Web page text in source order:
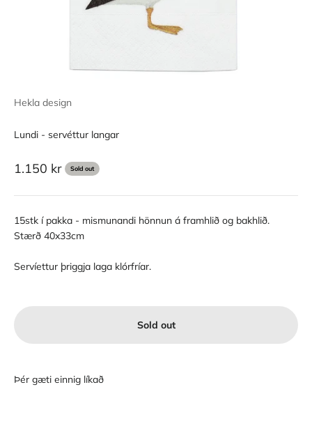
Hekla design
Lundi - servéttur langar
Sale price
1.150 kr Sold out
15stk í pakka - mismunandi hönnun á framhlið og bakhlið.
Stærð 40x33cm
Servíettur þriggja laga klórfríar.
Sold out